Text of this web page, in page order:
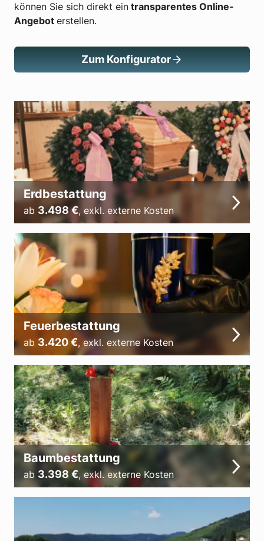
können Sie sich direkt ein transparentes Online-
Angebot erstellen.
Zum Konfigurator
Erdbestattung
ab 3.498€, exkl. externe Kosten
Feuerbestattung
ab 3.420€, exkl. externe Kosten
Baumbestattung
ab 3.398€, exkl. externe Kosten